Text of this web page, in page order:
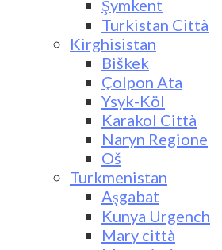
Şymkent
Turkistan Città
Kirghisistan
Biškek
Çolpon Ata
Ysyk-Köl
Karakol Città
Naryn Regione
Oš
Turkmenistan
Aşgabat
Kunya Urgench
Mary città